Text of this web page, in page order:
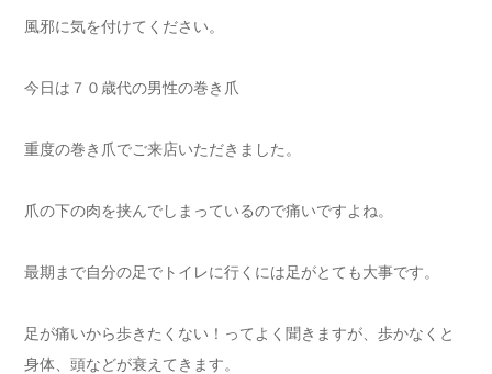
風邪に気を付けてください。
今日は７０歳代の男性の巻き爪
重度の巻き爪でご来店いただきました。
爪の下の肉を挟んでしまっているので痛いですよね。
最期まで自分の足でトイレに行くには足がとても大事です。
足が痛いから歩きたくない！ってよく聞きますが、歩かなくと
身体、頭などが衰えてきます。